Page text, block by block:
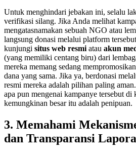
Untuk menghindari jebakan ini, selalu
verifikasi silang. Jika Anda melihat
mengatasnamakan sebuah NGO atau
langsung donasi melalui platform
kunjungi situs web resmiatau akun
(yang memiliki centang biru) dari
mereka memang sedang
dana yang sama. Jika ya, berdonasi
resmi mereka adalah pilihan paling
apa pun mengenai kampanye tersebut di
kemungkinan besar itu adalah penipuan.
3. Memahami
dan Transparansi